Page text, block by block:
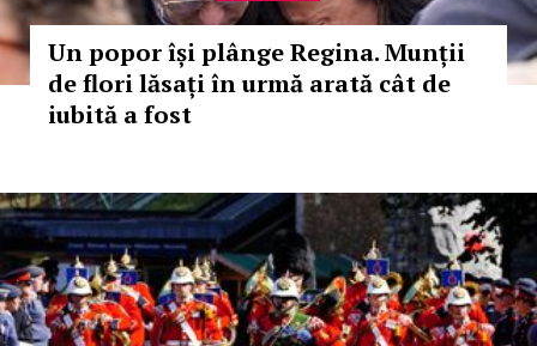
Un popor își plânge Regina. Munții
de flori lăsați în urmă arată cât de
iubită a fost